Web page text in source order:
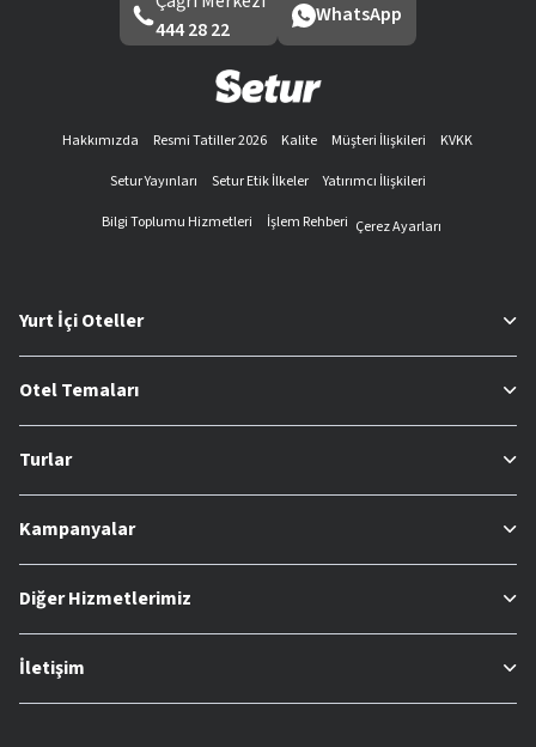
444 28 22
WhatsApp
Hakkımızda Resmi Tatiller 2026 Kalite Müşteri İlişkileri
KVKK
Setur Yayınları
Setur Etik İlkeler
Yatırımcı İlişkileri
Bilgi Toplumu Hizmetleri
İşlem Rehberi Çerez Ayarları
Yurt İçi Oteller
Otel Temaları
Turlar
Kampanyalar
Diğer Hizmetlerimiz
İletişim